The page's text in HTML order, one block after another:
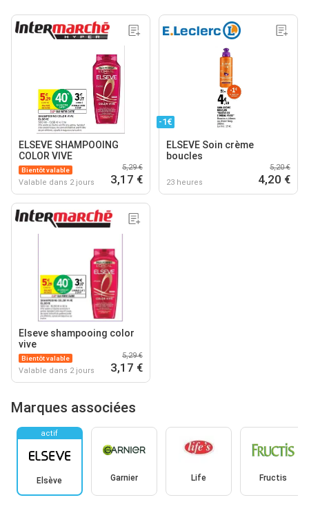
ELSEVE SHAMPOOING
COLOR VIVE
Bientôt valable
Valable dans 2 jours
5,29 €
3,17 €
-1€
ELSEVE Soin crème
boucles
23 heures
5,20 €
4,20 €
Elseve shampooing color
vive
Bientôt valable
Valable dans 2 jours
5,29 €
3,17 €
Marques associées
actif
Elsève Garnier Life Fructis